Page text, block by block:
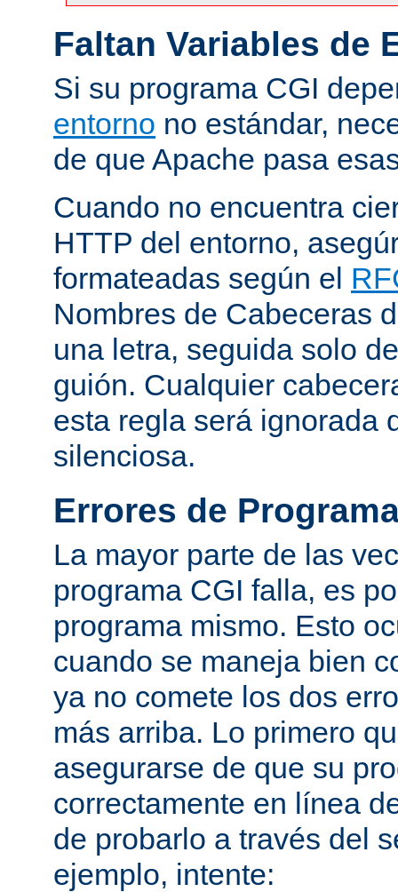
Faltan Variables de
Si su programa CGI
entorno no estándar,
de que Apache pasa
Cuando no encuentra
HTTP del entorno,
formateadas según el
Nombres de Cabeceras
una letra, seguida solo
guión. Cualquier
esta regla será ignorada
silenciosa.
Errores de
La mayor parte de las
programa CGI falla, es
programa mismo. Esto
cuando se maneja bien
ya no comete los dos
más arriba. Lo primero
asegurarse de que su
correctamente en línea
de probarlo a través del
ejemplo, intente: